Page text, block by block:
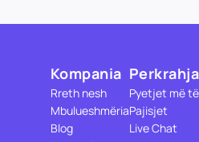
Kompania
Rreth nesh
Mbulueshmëria
Blog
Perkrahja
Pyetjet më
Pajisjet
Live Chat